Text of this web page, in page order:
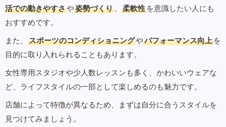
活での動きやすさや姿勢づくり 、 柔軟性 を意識したい人にも
おすすめです。
また、
スポーツのコンディショニングやパフォーマンス向上 を
目的に取り入れられることもあります。
女性専用スタジオや少人数レッスンも多く、かわいいウェアな
ど、ライフスタイルの一部として楽しめるのも魅力です。
店舗によって特徴が異なるため、まずは自分に合うスタイルを
見つけてみましょう。